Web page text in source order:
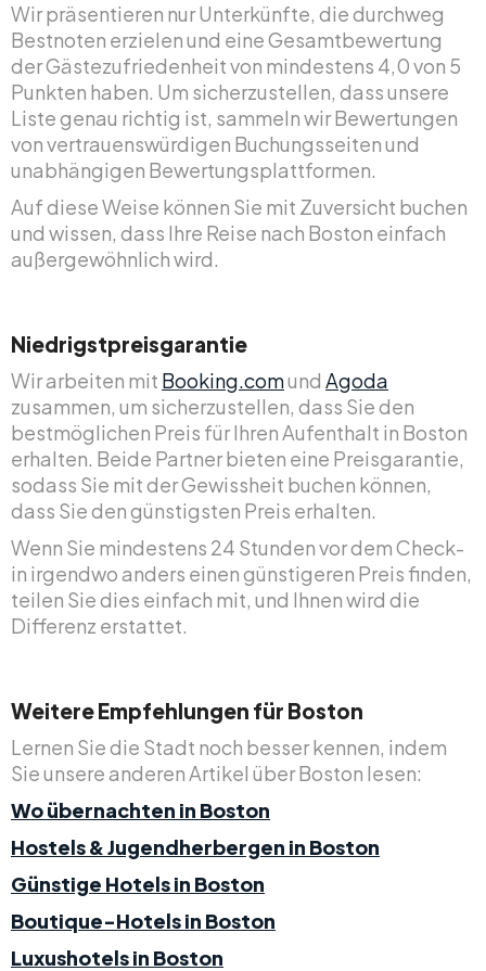
Wir präsentieren nur Unterkünfte, die durchweg
Bestnoten erzielen und eine Gesamtbewertung
der Gästezufriedenheit von mindestens 4,0 von 5
Punkten haben. Um sicherzustellen, dass unsere
Liste genau richtig ist, sammeln wir Bewertungen
von vertrauenswürdigen Buchungsseiten und
unabhängigen Bewertungsplattformen.
Auf diese Weise können Sie mit Zuversicht buchen
und wissen, dass Ihre Reise nach Boston einfach
außergewöhnlich wird.
Niedrigstpreisgarantie
Wir arbeiten mit Booking.comund Agoda
zusammen, um sicherzustellen, dass Sie den
bestmöglichen Preis für Ihren Aufenthalt in Boston
erhalten. Beide Partner bieten eine Preisgarantie,
sodass Sie mit der Gewissheit buchen können,
dass Sie den günstigsten Preis erhalten.
Wenn Sie mindestens 24 Stunden vor dem Check-
in irgendwo anders einen günstigeren Preis finden,
teilen Sie dies einfach mit, und Ihnen wird die
Differenz erstattet.
Weitere Empfehlungen für Boston
Lernen Sie die Stadt noch besser kennen, indem
Sie unsere anderen Artikel über Boston lesen:
Wo übernachten in Boston
Hostels & Jugendherbergen in Boston
Günstige Hotels in Boston
Boutique-Hotels in Boston
Luxushotels in Boston